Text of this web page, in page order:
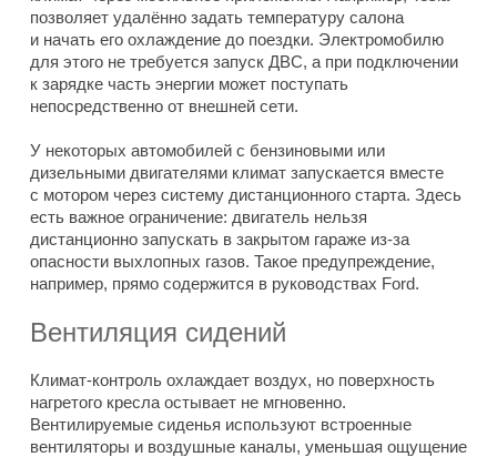
позволяет удалённо задать температуру салона
и начать его охлаждение до поездки. Электромобилю
для этого не требуется запуск ДВС, а при подключении
к зарядке часть энергии может поступать
непосредственно от внешней сети.
У некоторых автомобилей с бензиновыми или
дизельными двигателями климат запускается вместе
с мотором через систему дистанционного старта. Здесь
есть важное ограничение: двигатель нельзя
дистанционно запускать в закрытом гараже из-за
опасности выхлопных газов. Такое предупреждение,
например, прямо содержится в руководствах Ford.
Вентиляция сидений
Климат-контроль охлаждает воздух, но поверхность
нагретого кресла остывает не мгновенно.
Вентилируемые сиденья используют встроенные
вентиляторы и воздушные каналы, уменьшая ощущение